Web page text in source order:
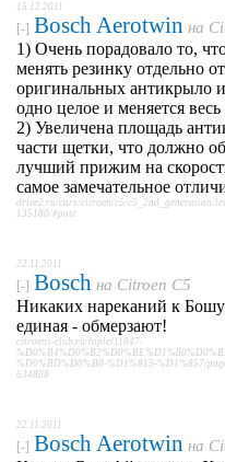
15.12.2011
[-] Bosch Aerotwin на
1) Очень порадовало то,
менять резинку отдельно
оригинальных антикрыло
одно целое и меняется
2) Увеличена площадь
части щетки, что должно
лучший прижим на
самое замечательное
drive2.ru/cars/citroen/c5/c5_2nd_generation/
135180/#post
22.11.2011
[-] Bosch на Citroen C5
Никаких нареканий к
единая - обмерзают!
citroens-club.ru/topic/11847-
%D0%BD%D0%B0-%D1%815-%D1%857/
634808
22.11.2011
[-] Bosch Aerotwin на